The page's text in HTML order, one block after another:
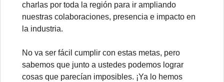
charlas por toda la región para ir ampliando
nuestras colaboraciones, presencia e impacto en
la industria.
No va ser fácil cumplir con estas metas, pero
sabemos que junto a ustedes podemos lograr
cosas que parecían imposibles. ¡Ya lo hemos